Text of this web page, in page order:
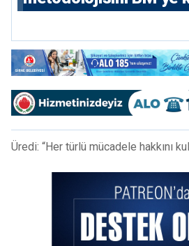
Üredi: “Her türlü mücadele hakkını